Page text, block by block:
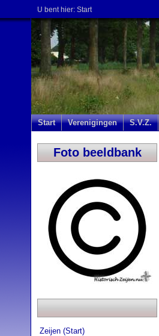
U bent hier: Start
Start Verenigingen S.V.Z.
Foto beeldbank
Zeijen (Start)